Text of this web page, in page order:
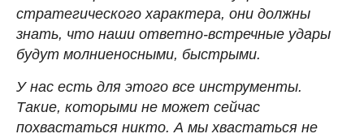
стратегического характера, они должны
знать, что наши ответно-встречные удары
будут молниеносными, быстрыми.
У нас есть для этого все инструменты.
Такие, которыми не может сейчас
похвастаться никто. А мы хвастаться не